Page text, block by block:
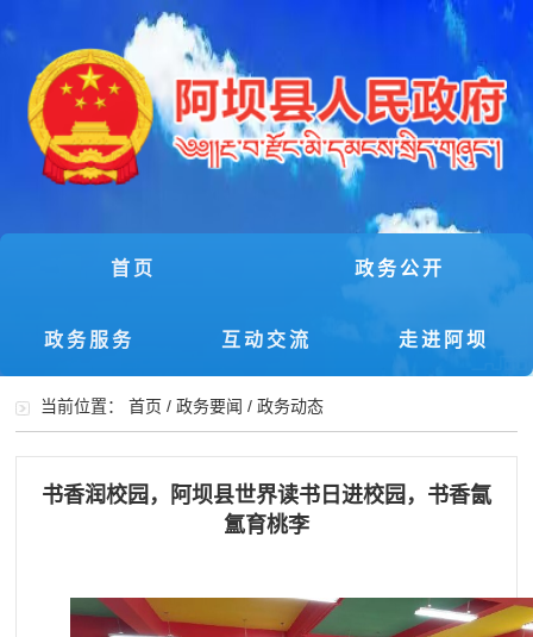
首页 政务公开
政务服务 互动交流 走进阿坝
当前位置：首页 /政务要闻 /政务动态
书香润校园，阿坝县世界读书日进校园，书香氤
氲育桃李